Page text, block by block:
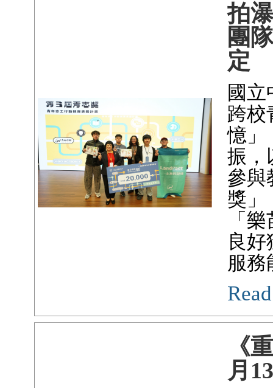
拍
團
定
國
跨校
憶」
振，
參與
獎」
「
良
服務
《
月